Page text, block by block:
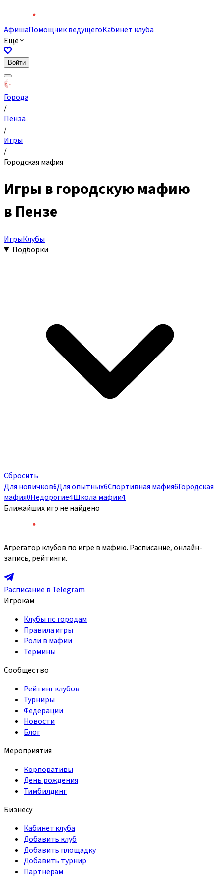
АфишаПомощник ведущегоКабинет клуба
Ещё
Войти
Города
/
Пенза
/
Игры
/
Городская мафия
Игры в городскую мафию
в Пензе
ИгрыКлубы
Подборки
Сбросить
Для новичков6Для опытных6Спортивная мафия6Городская
мафия0Недорогие4Школа мафии4
Ближайших игр не найдено
Агрегатор клубов по игре в мафию. Расписание, онлайн-
запись, рейтинги.
Расписание в Telegram
Игрокам
Клубы по городам
Правила игры
Роли в мафии
Термины
Сообщество
Рейтинг клубов
Турниры
Федерации
Новости
Блог
Мероприятия
Корпоративы
День рождения
Тимбилдинг
Бизнесу
Кабинет клуба
Добавить клуб
Добавить площадку
Добавить турнир
Партнёрам